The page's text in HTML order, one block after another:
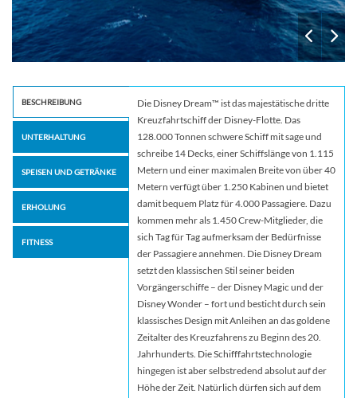
BESCHREIBUNG
UNTERHALTUNG
SPEISEN UND GETRÄNKE
ERHOLUNG
FITNESS
Die Disney Dream™ ist das majestätische dritte
Kreuzfahrtschiff der Disney-Flotte. Das
128.000 Tonnen schwere Schiff mit sage und
schreibe 14 Decks, einer Schiffslänge von 1.115
Metern und einer maximalen Breite von über 40
Metern verfügt über 1.250 Kabinen und bietet
damit bequem Platz für 4.000 Passagiere. Dazu
kommen mehr als 1.450 Crew-Mitglieder, die
sich Tag für Tag aufmerksam der Bedürfnisse
der Passagiere annehmen. Die Disney Dream
setzt den klassischen Stil seiner beiden
Vorgängerschiffe – der Disney Magic und der
Disney Wonder – fort und besticht durch sein
klassisches Design mit Anleihen an das goldene
Zeitalter des Kreuzfahrens zu Beginn des 20.
Jahrhunderts. Die Schifffahrtstechnologie
hingegen ist aber selbstredend absolut auf der
Höhe der Zeit. Natürlich dürfen sich auf dem